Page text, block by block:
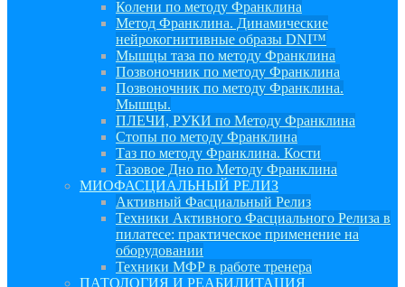
Колени по методу Франклина
Метод Франклина. Динамические
нейрокогнитивные образы DNI™
Мышцы таза по методу Франклина
Позвоночник по методу Франклина
Позвоночник по методу Франклина.
Мышцы.
ПЛЕЧИ, РУКИ по Методу Франклина
Стопы по методу Франклина
Таз по методу Франклина. Кости
Тазовое Дно по Методу Франклина
МИОФАСЦИАЛЬНЫЙ РЕЛИЗ
Активный Фасциальный Релиз
Техники Активного Фасциального Релиза в
пилатесе: практическое применение на
оборудовании
Техники МФР в работе тренера
ПАТОЛОГИЯ И РЕАБИЛИТАЦИЯ